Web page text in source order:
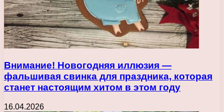
Внимание! Новогодняя иллюзия —
фальшивая свинка для праздника, которая
станет настоящим хитом в этом году
16.04.2026